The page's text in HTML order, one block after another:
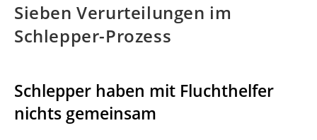
Sieben Verurteilungen im
Schlepper-Prozess
Schlepper haben mit Fluchthelfer
nichts gemeinsam